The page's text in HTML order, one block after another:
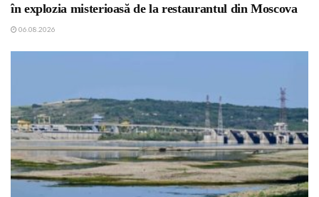
în explozia misterioasă de la restaurantul din Moscova
06.08.2026